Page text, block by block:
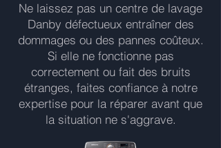
Ne laissez pas un centre de lavage
Danby défectueux entraîner des
dommages ou des pannes coûteux.
Si elle ne fonctionne pas
correctement ou fait des bruits
étranges, faites confiance à notre
expertise pour la réparer avant que
la situation ne s'aggrave.